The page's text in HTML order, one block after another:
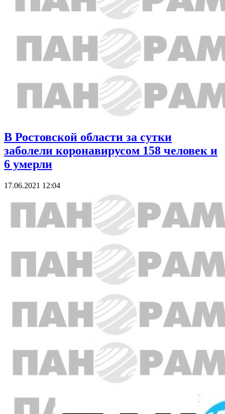
В Ростовской области за сутки
заболели коронавирусом 158 человек и
6 умерли
17.06.2021 12:04